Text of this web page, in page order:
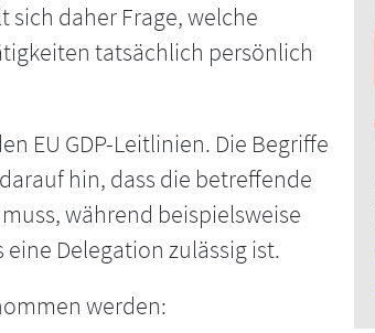
daher Frage, welche
tatsächlich persönlich
EU GDP-Leitlinien. Die Begriffe
hin, dass die betreffende
während beispielsweise
Delegation zulässig ist.
werden: